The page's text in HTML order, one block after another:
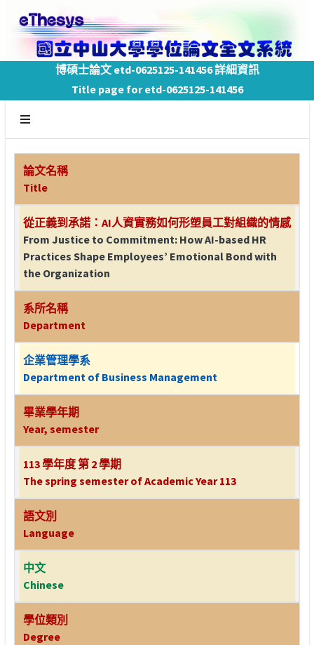
博碩士論文 etd-0625125-141456 詳細資訊
Title page for etd-0625125-141456
論文名稱
Title
從正義到承諾：AI人資實務如何形塑員工對組織的情感
From Justice to Commitment: How AI-based HR
Practices Shape Employees’ Emotional Bond with
the Organization
系所名稱
Department
企業管理學系
Department of Business Management
畢業學年期
Year, semester
113 學年度 第 2 學期
The spring semester of Academic Year 113
語文別
Language
中文
Chinese
學位類別
Degree